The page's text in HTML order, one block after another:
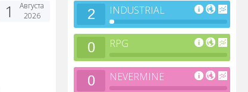
2 INDUSTRIAL
0 RPG
0 NEVERMINE
1
Августа
2026